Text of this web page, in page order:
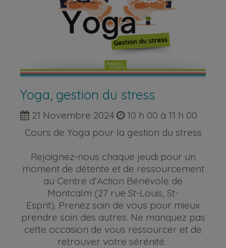
Yoga, gestion du stress
21 Novembre 2024
10 h 00 à 11 h 00
Cours de Yoga pour la gestion du stress
Rejoignez-nous chaque jeudi pour un
moment de détente et de ressourcement
au Centre d’Action Bénévole de
Montcalm (27 rue St-Louis, St-
Esprit). Prenez soin de vous pour mieux
prendre soin des autres. Ne manquez pas
cette occasion de vous ressourcer et de
retrouver votre sérénité.